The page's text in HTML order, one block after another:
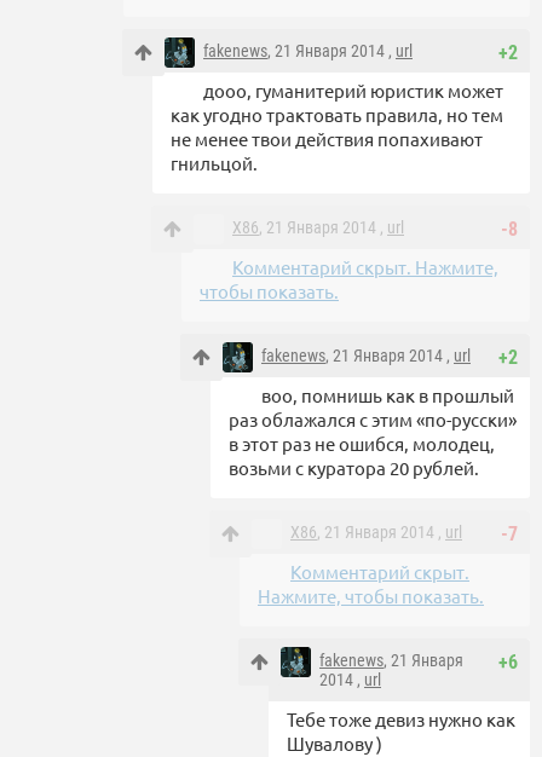
+2
fakenews, 21 Января 2014 , url
дооо, гуманитерий юристик может
как угодно трактовать правила, но тем
не менее твои действия попахивают
гнильцой.
-8
X86, 21 Января 2014 , url
Комментарий скрыт. Нажмите,
чтобы показать.
+2
fakenews, 21 Января 2014 , url
воо, помнишь как в прошлый
раз облажался с этим «по-русски»
в этот раз не ошибся, молодец,
возьми с куратора 20 рублей.
-7
X86, 21 Января 2014 , url
Комментарий скрыт.
Нажмите, чтобы показать.
+6
fakenews, 21 Января
2014 , url
Тебе тоже девиз нужно как
Шувалову )